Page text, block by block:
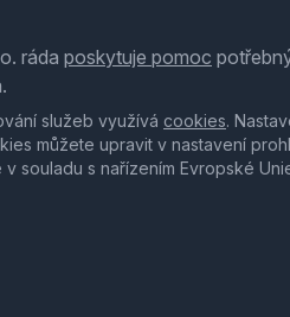
ráda poskytuje pomoc
služeb využívá cookies.
můžete upravit v nastavení
souladu s nařízením Evropské